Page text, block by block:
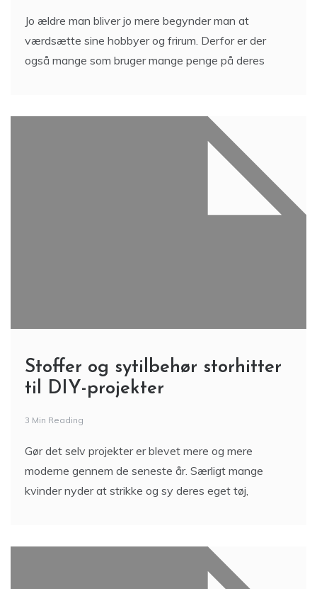
Jo ældre man bliver jo mere begynder man at
værdsætte sine hobbyer og frirum. Derfor er der
også mange som bruger mange penge på deres
Stoffer og sytilbehør storhitter
til DIY-projekter
3 Min Reading
Gør det selv projekter er blevet mere og mere
moderne gennem de seneste år. Særligt mange
kvinder nyder at strikke og sy deres eget tøj,